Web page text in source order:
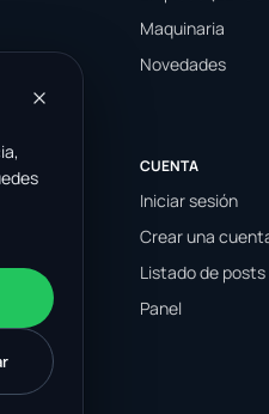
Maquinaria
Novedades
CUENTA
Iniciar sesión
Crear una
Listado de posts
Panel